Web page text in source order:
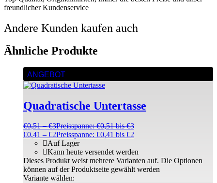
freundlicher Kundenservice
Andere Kunden kaufen auch
Ähnliche Produkte
ANGEBOT
Quadratische Untertasse
€0,51 –€3Preisspanne: €0,51 bis €3
€0,41 – €2Preisspanne: €0,41 bis €2
Auf Lager
Kann heute versendet werden
Variante wählen:
Dieses Produkt weist mehrere Varianten auf. Die Optionen
können auf der Produktseite gewählt werden